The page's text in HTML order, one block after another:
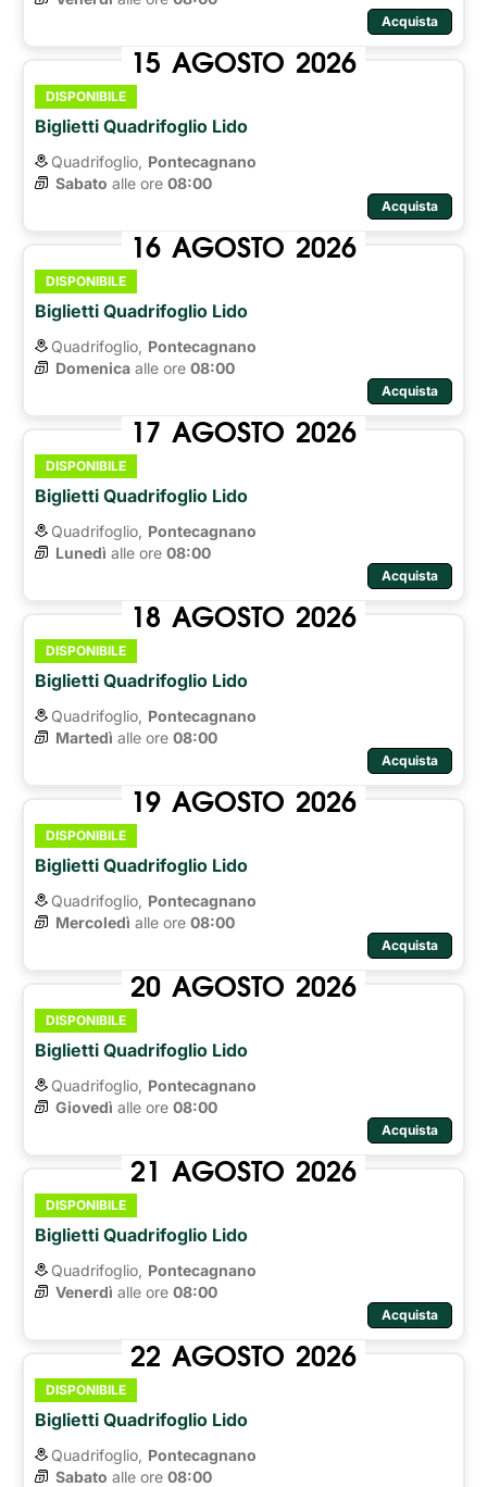
Acquista
15 AGOSTO 2026
DISPONIBILE
Biglietti Quadrifoglio Lido
Quadrifoglio, Pontecagnano
Sabato alle ore 08:00
Acquista
16 AGOSTO 2026
DISPONIBILE
Biglietti Quadrifoglio Lido
Quadrifoglio, Pontecagnano
Domenica alle ore 08:00
Acquista
17 AGOSTO 2026
DISPONIBILE
Biglietti Quadrifoglio Lido
Quadrifoglio, Pontecagnano
Lunedì alle ore 08:00
Acquista
18 AGOSTO 2026
DISPONIBILE
Biglietti Quadrifoglio Lido
Quadrifoglio, Pontecagnano
Martedì alle ore 08:00
Acquista
19 AGOSTO 2026
DISPONIBILE
Biglietti Quadrifoglio Lido
Quadrifoglio, Pontecagnano
Mercoledì alle ore 08:00
Acquista
20 AGOSTO 2026
DISPONIBILE
Biglietti Quadrifoglio Lido
Quadrifoglio, Pontecagnano
Giovedì alle ore 08:00
Acquista
21 AGOSTO 2026
DISPONIBILE
Biglietti Quadrifoglio Lido
Quadrifoglio, Pontecagnano
Venerdì alle ore 08:00
Acquista
22 AGOSTO 2026
DISPONIBILE
Biglietti Quadrifoglio Lido
Quadrifoglio, Pontecagnano
Sabato alle ore 08:00